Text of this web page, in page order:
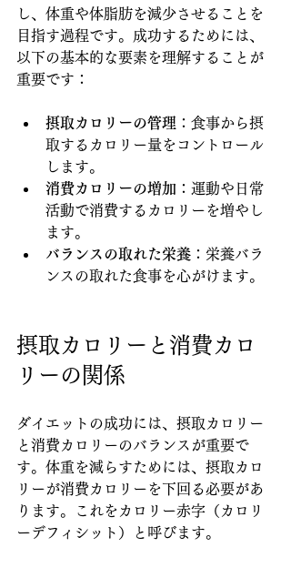
し、体重や体脂肪を減少させることを
目指す過程です。成功するためには、
以下の基本的な要素を理解することが
重要です：
摂取カロリーの管理 ：食事から摂
取するカロリー量をコントロール
します。
消費カロリーの増加 ：運動や日常
活動で消費するカロリーを増やし
ます。
バランスの取れた栄養 ：栄養バラ
ンスの取れた食事を心がけます。
摂取カロリーと消費カロ
リーの関係
ダイエットの成功には、摂取カロリー
と消費カロリーのバランスが重要で
す。体重を減らすためには、摂取カロ
リーが消費カロリーを下回る必要があ
ります。これをカロリー赤字（カロリ
ーデフィシット）と呼びます。